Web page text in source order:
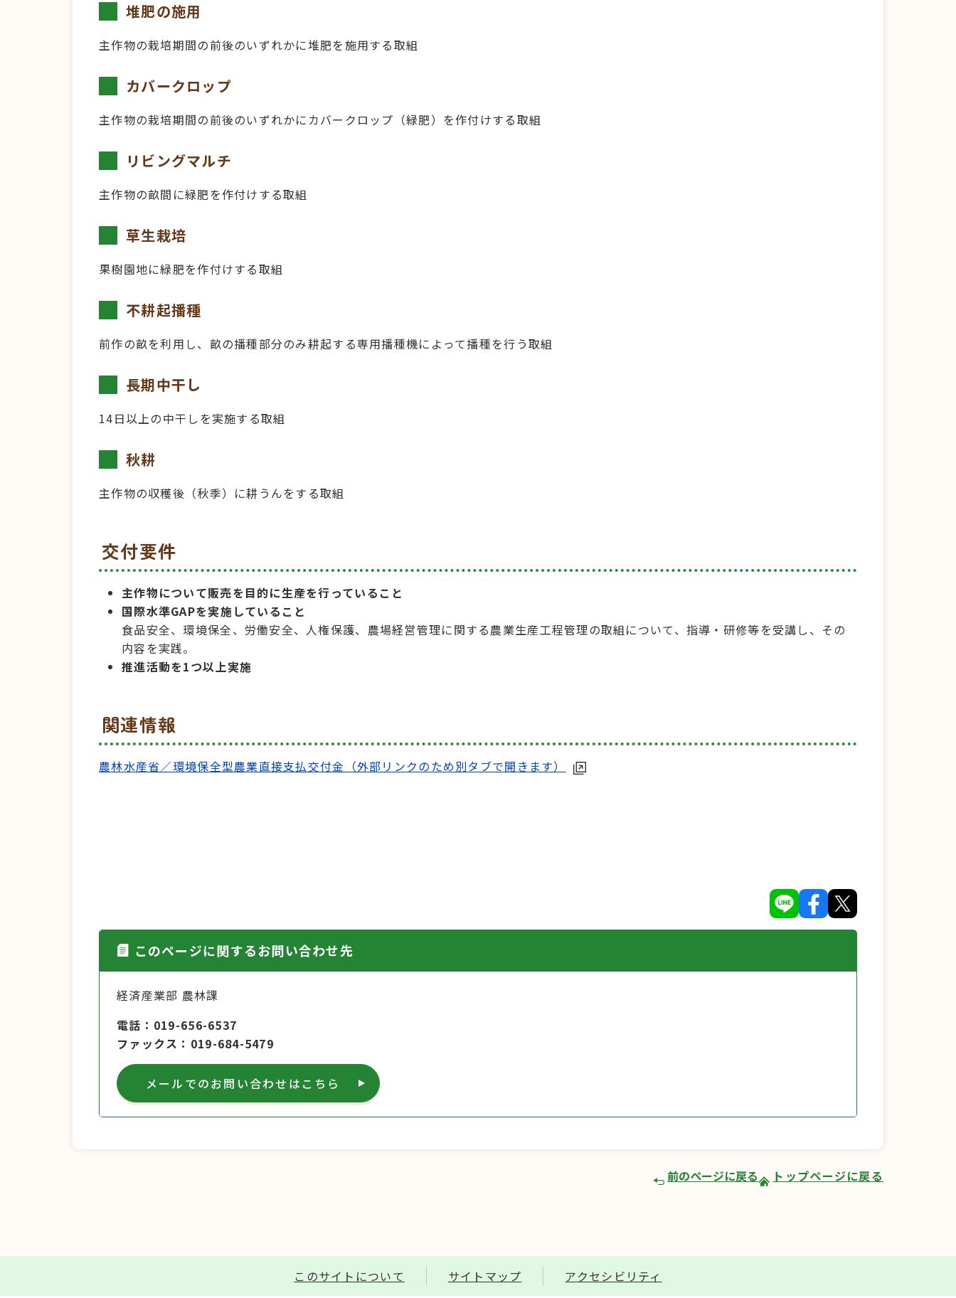
堆肥の施用
主作物の栽培期間の前後のいずれかに堆肥を施用する取組
カバークロップ
主作物の栽培期間の前後のいずれかにカバークロップ（緑肥）を作付けする取組
リビングマルチ
主作物の畝間に緑肥を作付けする取組
草生栽培
果樹園地に緑肥を作付けする取組
不耕起播種
前作の畝を利用し、畝の播種部分のみ耕起する専用播種機によって播種を行う取組
長期中干し
14日以上の中干しを実施する取組
秋耕
主作物の収穫後（秋季）に耕うんをする取組
交付要件
主作物について販売を目的に生産を行っていること
国際水準GAPを実施していること
食品安全、環境保全、労働安全、人権保護、農場経営管理に関する農業生産工程管理の取組について、指導・研修等を受講し、その
内容を実践。
推進活動を1つ以上実施
関連情報
農林水産省／環境保全型農業直接支払交付金（外部リンクのため別タブで開きます）
このページに関するお問い合わせ先
経済産業部 農林課
電話
019-656-6537
ファックス
019-684-5479
メールでのお問い合わせはこちら
前のページに戻る トップページに戻る
このサイトについて サイトマップ アクセシビリティ